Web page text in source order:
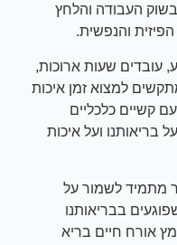
העבודה והלחץ
והנפשית.
עובדים שעות ארוכות,
למצוא זמן איכות
קשיים כלכליים
בריאותנו ועל איכות
מתמיד לשמור על
בבריאותנו
אורח חיים בריא